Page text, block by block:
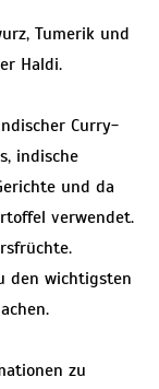
Tumerik und
Haldi.
Curry-
indische
und da
verwendet.
den wichtigsten
zu